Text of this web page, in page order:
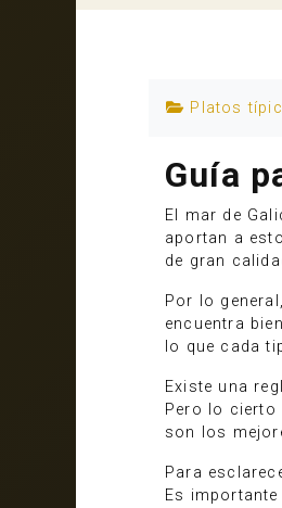
Platos
Guía
El mar de
aportan a
de gran
Por lo
encuentra
lo que cada
Existe una
Pero lo cierto
son los
Para
Es